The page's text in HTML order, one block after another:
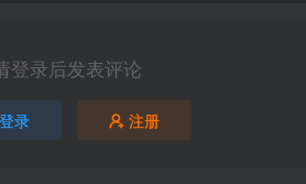
登录后发表评论
登录 注册